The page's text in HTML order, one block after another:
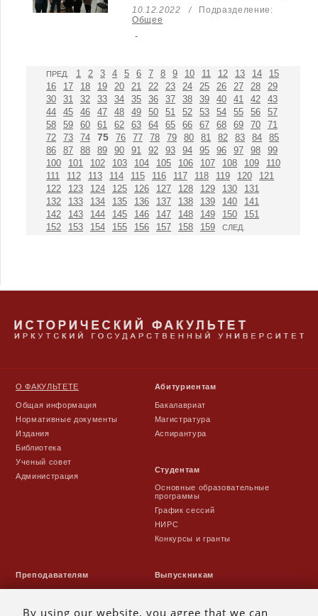
10.12.2022 /Подразделение:
Общее
-
ПРЕД. 1 2 3 4 5 6 7 8 9 10 11 12 13 14
15
16
17 18 19 20 21 22 23 24 25 26 27 28
29
30
31 32 33 34 35 36 37 38 39 40 41 42
43
44
45 46 47 48 49 50 51 52 53 54 55 56
57
58
59 60 61 62 63 64 65 66 67 68 69 70
71
72
73 74 75 76 77 78 79 80 81 82 83 84
85
86
87 88 89 90 91 92 93 94 95 96 97 98
99
100
101 102 103 104 105 106 107 108 109
110
111
112 113 114 115 116 117 118 119 120
121
122
123 124 125 126 127 128 129 130
131
132
133 134 135 136 137 138 139 140
141
142
143 144 145 146 147 148 149 150
151
152
153 154 155 156 157 158 159 СЛЕД.
О ФАКУЛЬТЕТЕ
Общая информация
Нормативные документы
Издания
Библиотека
Ученый совет
Администрация
Абитуриентам
Бакалавриат
Магистратура
Аспирантура
Студентам
Основные образовательные
программы
График сессий
НИРС
Конкурсы и гранты
Преподавателям
УМК
Выпускникам
By using our website, you agree that we can